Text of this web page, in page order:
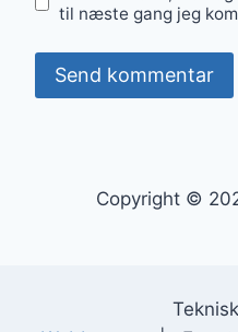
til næste gang jeg
Copyright ©